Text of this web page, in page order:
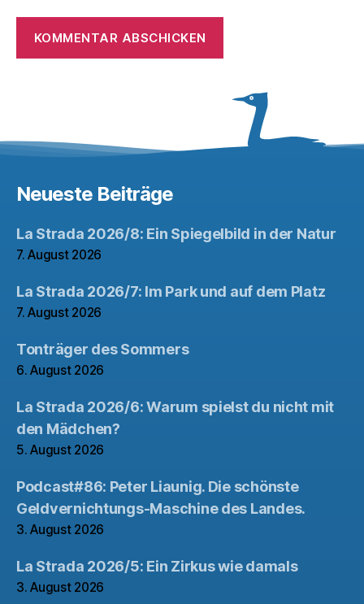
Neueste Beiträge
La Strada 2026/8: Ein Spiegelbild in der Natur
7. August 2026
La Strada 2026/7: Im Park und auf dem Platz
7. August 2026
Tonträger des Sommers
6. August 2026
La Strada 2026/6: Warum spielst du nicht mit
den Mädchen?
5. August 2026
Podcast#86: Peter Liaunig. Die schönste
Geldvernichtungs-Maschine des Landes.
3. August 2026
La Strada 2026/5: Ein Zirkus wie damals
3. August 2026